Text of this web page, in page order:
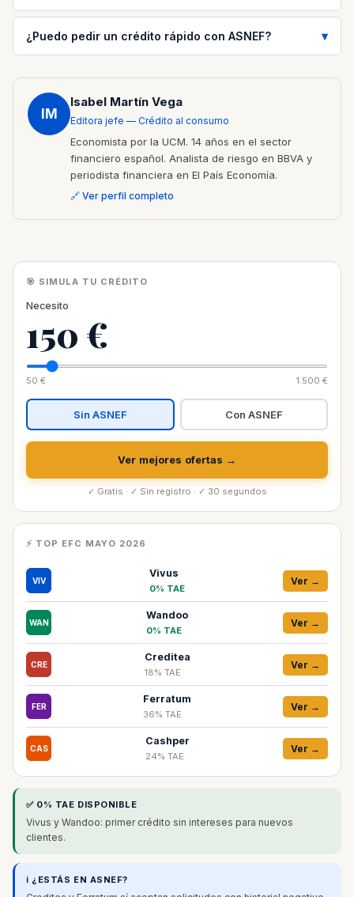
¿Puedo pedir un crédito rápido con ASNEF?
IM
Isabel Martín Vega
Editora jefe — Crédito al consumo
Economista por la UCM. 14 años en el sector
financiero español. Analista de riesgo en BBVA y
periodista financiera en El País Economía.
🔗 Ver perfil completo
🎯 SIMULA TU CRÉDITO
Necesito
150 €
50 € 1.500 €
Sin ASNEF Con ASNEF
Ver mejores ofertas →
✓ Gratis · ✓ Sin registro · ✓ 30 segundos
⚡ TOP EFC MAYO 2026
VIV
Vivus
0% TAE
Ver →
WAN
Wandoo
0% TAE
Ver →
CRE
Creditea
18% TAE
Ver →
FER
Ferratum
36% TAE
Ver →
CAS
Cashper
24% TAE
Ver →
✅ 0% TAE DISPONIBLE
Vivus y Wandoo: primer crédito sin intereses para nuevos
clientes.
ℹ️ ¿ESTÁS EN ASNEF?